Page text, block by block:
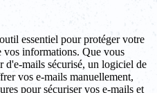
essentiel pour protéger votre
vos informations. Que vous
d'e-mails sécurisé, un logiciel de
vos e-mails manuellement,
pour sécuriser vos e-mails et